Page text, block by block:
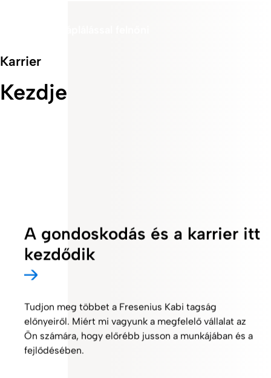
Karrier
Kezdje velünk az utazást
A gondoskodás és a karrier itt
kezdődik
Tudjon meg többet a Fresenius Kabi tagság
előnyeiről. Miért mi vagyunk a megfelelő vállalat az
Ön számára, hogy előrébb jusson a munkájában és a
fejlődésében.